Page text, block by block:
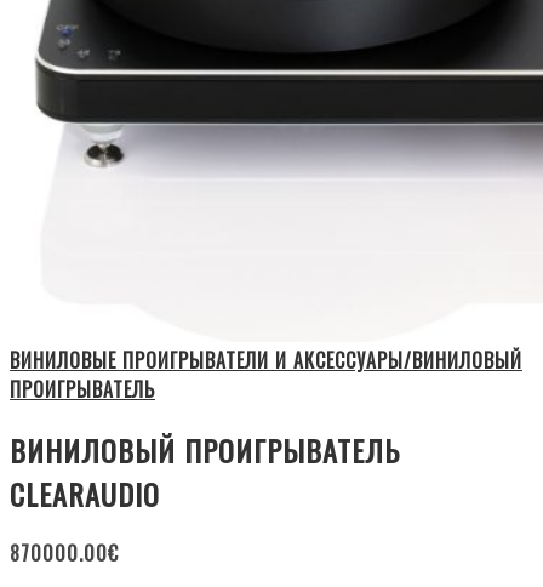
ВИНИЛОВЫЕ ПРОИГРЫВАТЕЛИ И АКСЕССУАРЫ/ВИНИЛОВЫЙ
ПРОИГРЫВАТЕЛЬ
ВИНИЛОВЫЙ ПРОИГРЫВАТЕЛЬ
CLEARAUDIO
870000.00€